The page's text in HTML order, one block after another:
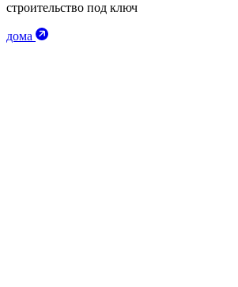
строительство под ключ
дома